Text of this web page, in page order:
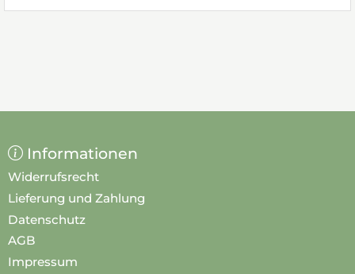
Informationen
Widerrufsrecht
Lieferung und Zahlung
Datenschutz
AGB
Impressum